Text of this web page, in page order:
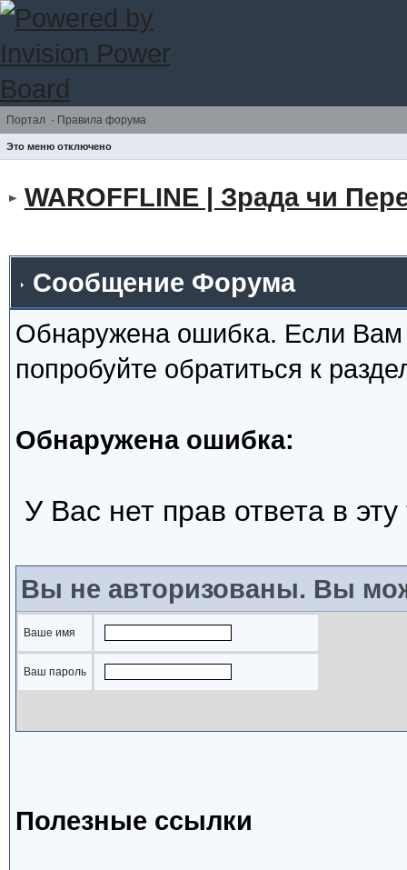
Портал · Правила форума
Это меню отключено
WAROFFLINE | Зрада чи
Сообщение Форума
Обнаружена ошибка. Если
попробуйте обратиться к
Обнаружена ошибка:
У Вас нет прав ответа в
Вы не авторизованы. Вы
Ваше имя
Ваш пароль
Полезные ссылки